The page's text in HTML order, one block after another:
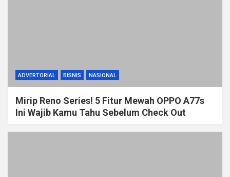
ADVERTORIAL BISNIS NASIONAL
Mirip Reno Series! 5 Fitur Mewah OPPO A77s
Ini Wajib Kamu Tahu Sebelum Check Out